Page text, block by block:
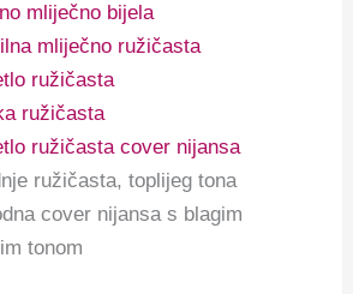
mliječno bijela
mliječno ružičasta
ružičasta
ružičasta
ružičasta cover nijansa
ružičasta, toplijeg tona
cover nijansa s blagim
tonom